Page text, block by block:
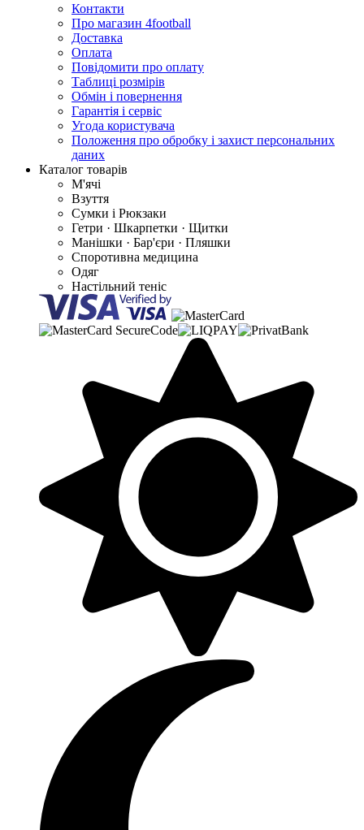
Контакти
Про магазин 4football
Доставка
Оплата
Повідомити про оплату
Таблиці розмірів
Обмін і повернення
Гарантія і сервіс
Угода користувача
Положення про обробку і захист персональних
даних
Каталог товарів
М'ячі
Взуття
Сумки і Рюкзаки
Гетри · Шкарпетки · Щитки
Манішки · Бар'єри · Пляшки
Споротивна медицина
Одяг
Настільний теніс